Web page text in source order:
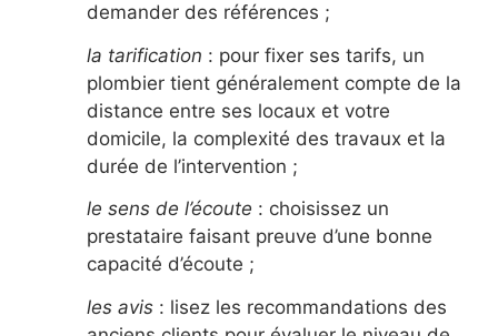
demander des références ;
la tarification : pour fixer ses tarifs, un
plombier tient généralement compte de la
distance entre ses locaux et votre
domicile, la complexité des travaux et la
durée de l’intervention ;
le sens de l’écoute : choisissez un
prestataire faisant preuve d’une bonne
capacité d’écoute ;
les avis : lisez les recommandations des